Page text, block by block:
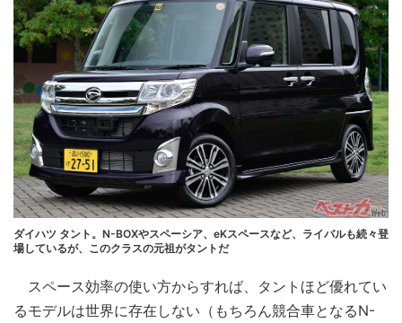
ダイハツ タント。N-BOXやスペーシア、eKスペースなど、ライバルも続々登
場しているが、このクラスの元祖がタントだ
スペース効率の使い方からすれば、タントほど優れてい
るモデルは世界に存在しない（もちろん競合車となるN-